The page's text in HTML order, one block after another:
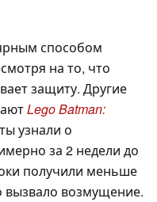
способом
на то, что
защиту. Другие
Lego Batman:
узнали о
за 2 недели до
получили меньше
вызвало возмущение.